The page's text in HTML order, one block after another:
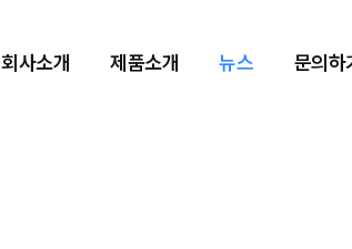
회사소개 제품소개 뉴스 문의하